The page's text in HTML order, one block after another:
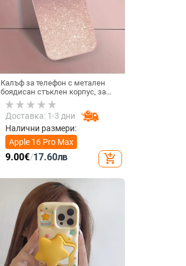
Калъф за телефон с метален
боядисан стъклен корпус, за
iPhone 11–14 Pro Max,
охлаждане, модел YK263
Доставка: 1-3 дни
Налични размери:
Apple 16 Pro Max
9.00€/17.60лв add_shopping_cart